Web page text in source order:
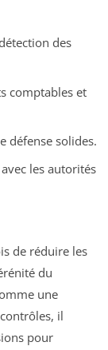
des
comptables et
défense solides.
les autorités
de réduire les
du
une
il
pour